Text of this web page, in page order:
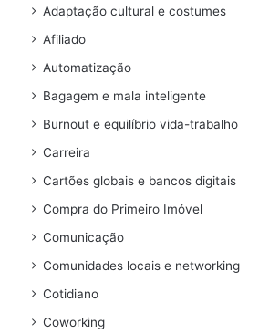
Adaptação cultural e costumes
Afiliado
Automatização
Bagagem e mala inteligente
Burnout e equilíbrio vida-trabalho
Carreira
Cartões globais e bancos digitais
Compra do Primeiro Imóvel
Comunicação
Comunidades locais e networking
Cotidiano
Coworking